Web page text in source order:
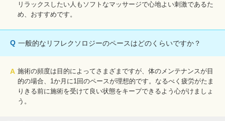
リラックスしたい人もソフトなマッサージで心地よい刺激であるた
め、おすすめです。
Q 一般的なリフレクソロジーのペースはどのくらいですか？
A 施術の頻度は目的によってさまざまですが、体のメンテナンスが目
的の場合、1か月に1回のペースが理想的です。なるべく疲労がたま
りきる前に施術を受けて良い状態をキープできるよう心がけましょ
う。